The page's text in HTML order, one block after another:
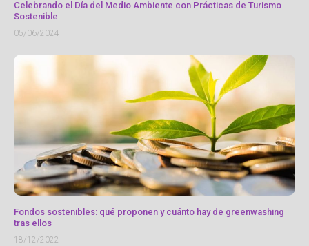
Celebrando el Día del Medio Ambiente con Prácticas de Turismo
Sostenible
05/06/2024
Fondos sostenibles: qué proponen y cuánto hay de greenwashing
tras ellos
18/12/2022